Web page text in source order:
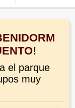
el parque
muy